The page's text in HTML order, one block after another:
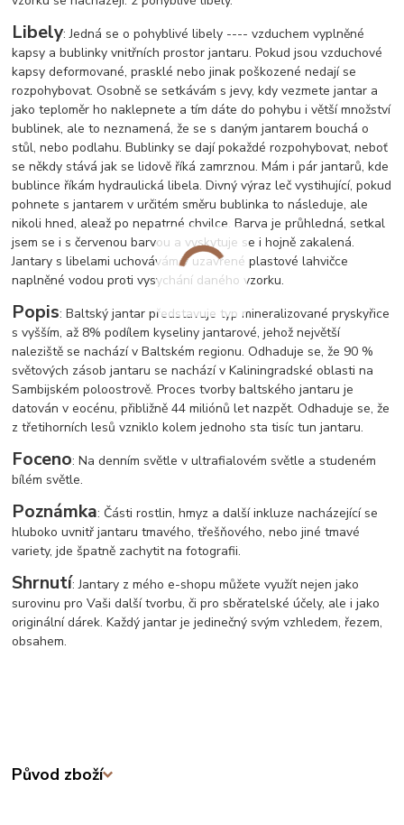
Libely: Jedná se o pohyblivé libely ---- vzduchem vyplněné
kapsy a bublinky vnitřních prostor jantaru. Pokud jsou vzduchové
kapsy deformované, prasklé nebo jinak poškozené nedají se
rozpohybovat. Osobně se setkávám s jevy, kdy vezmete jantar a
jako teploměr ho naklepnete a tím dáte do pohybu i větší množství
bublinek, ale to neznamená, že se s daným jantarem bouchá o
stůl, nebo podlahu. Bublinky se dají pokaždé rozpohybovat, neboť
se někdy stává jak se lidově říká zamrznou. Mám i pár jantarů, kde
bublince říkám hydraulická libela. Divný výraz leč vystihující, pokud
pohnete s jantarem v určitém směru bublinka to následuje, ale
nikoli hned, aleaž po nepatrné chvilce. Barva je průhledná, setkal
jsem se i s červenou barvou a vyskytuje se i hojně zakalená.
Jantary s libelami uchovávám v uzavřené plastové lahvičce
naplněné vodou proti vysychání daného vzorku.
Popis: Baltský jantar představuje typ mineralizované pryskyřice
s vyšším, až 8% podílem kyseliny jantarové, jehož největší
naleziště se nachází v Baltském regionu. Odhaduje se, že 90 %
světových zásob jantaru se nachází v Kaliningradské oblasti na
Sambijském poloostrově. Proces tvorby baltského jantaru je
datován v eocénu, přibližně 44 miliónů let nazpět. Odhaduje se, že
z třetihorních lesů vzniklo kolem jednoho sta tisíc tun jantaru.
Foceno: Na denním světle v ultrafialovém světle a studeném
bílém světle.
Poznámka: Části rostlin, hmyz a další inkluze nacházející se
hluboko uvnitř jantaru tmavého, třešňového, nebo jiné tmavé
variety, jde špatně zachytit na fotografii.
Shrnutí: Jantary z mého e-shopu můžete využít nejen jako
surovinu pro Vaši další tvorbu, či pro sběratelské účely, ale i jako
originální dárek. Každý jantar je jedinečný svým vzhledem, řezem,
obsahem.
Původ zboží